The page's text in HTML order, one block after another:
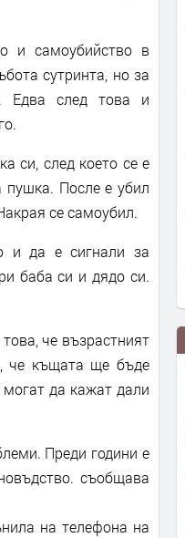
и самоубийство в
сутринта, но за
Едва след това и
си, след което се е
пушка. После е убил
се самоубил.
и да е сигнали за
баба си и дядо си.
че възрастният
че къщата ще бъде
да кажат дали
Преди години е
съобщава
на телефона на